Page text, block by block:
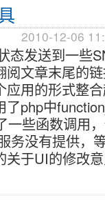
2010-12-06
态发送到一些
文章末尾的
用的形式整
php中
一些函数调用
务没有提供，
于UI的修改